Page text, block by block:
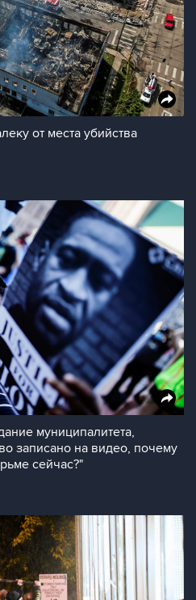
от места убийства
муниципалитета,
записано на видео, почему
сейчас?"